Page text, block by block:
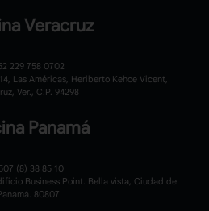
Veracruz
229 758 0702
Las Américas, Heriberto Kehoe Vicent,
Ver., C.P. 94298
Panamá
(8) 38 85 10
Business Point. Bella vista, Ciudad de
80807